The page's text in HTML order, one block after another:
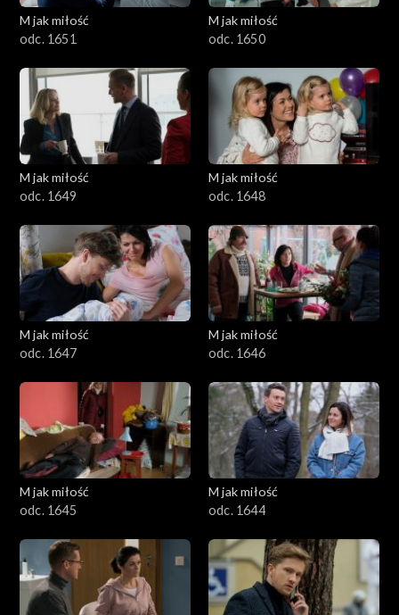
M jak miłość
odc. 1651
M jak miłość
odc. 1650
M jak miłość
odc. 1649
M jak miłość
odc. 1648
M jak miłość
odc. 1647
M jak miłość
odc. 1646
M jak miłość
odc. 1645
M jak miłość
odc. 1644